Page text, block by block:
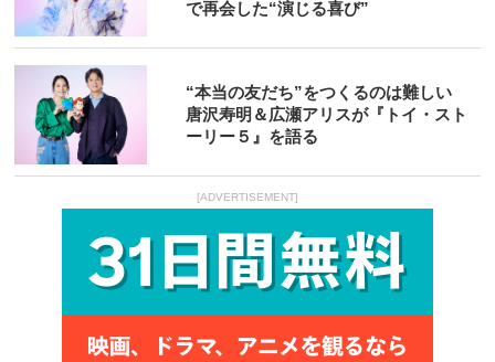
で再会した“演じる喜び”
“本当の友だち”をつくるのは難しい
唐沢寿明＆広瀬アリスが『トイ・スト
ーリー５』を語る
[ADVERTISEMENT]